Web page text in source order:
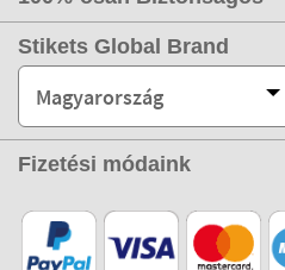
Stikets Global Brand
Magyarország
Fizetési módaink